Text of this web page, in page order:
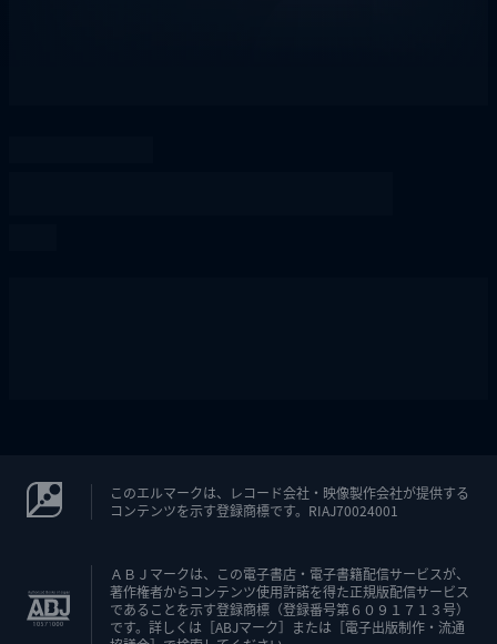
このエルマークは、レコード会社・映像製作会社が提供する
コンテンツを示す登録商標です。RIAJ70024001
ＡＢＪマークは、この電子書店・電子書籍配信サービスが、
著作権者からコンテンツ使用許諾を得た正規版配信サービス
であることを示す登録商標（登録番号第６０９１７１３号）
です。詳しくは［ABJマーク］または［電子出版制作・流通